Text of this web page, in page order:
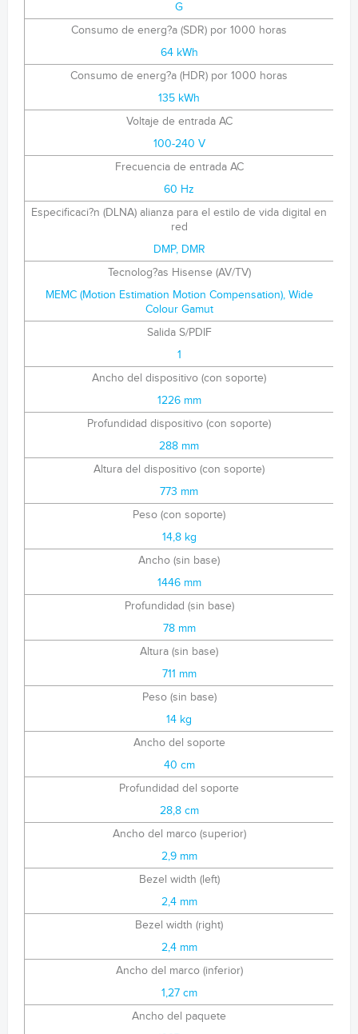
G
Consumo de energ?a (SDR) por 1000 horas
64 kWh
Consumo de energ?a (HDR) por 1000 horas
135 kWh
Voltaje de entrada AC
100-240 V
Frecuencia de entrada AC
60 Hz
Especificaci?n (DLNA) alianza para el estilo de vida digital en
red
DMP, DMR
Tecnolog?as Hisense (AV/TV)
MEMC (Motion Estimation Motion Compensation), Wide
Colour Gamut
Salida S/PDIF
1
Ancho del dispositivo (con soporte)
1226 mm
Profundidad dispositivo (con soporte)
288 mm
Altura del dispositivo (con soporte)
773 mm
Peso (con soporte)
14,8 kg
Ancho (sin base)
1446 mm
Profundidad (sin base)
78 mm
Altura (sin base)
711 mm
Peso (sin base)
14 kg
Ancho del soporte
40 cm
Profundidad del soporte
28,8 cm
Ancho del marco (superior)
2,9 mm
Bezel width (left)
2,4 mm
Bezel width (right)
2,4 mm
Ancho del marco (inferior)
1,27 cm
Ancho del paquete